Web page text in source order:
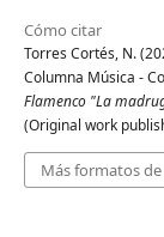
Cómo citar
Torres Cortés, N.
Columna Música -
Flamenco "La
(Original work
Más formatos